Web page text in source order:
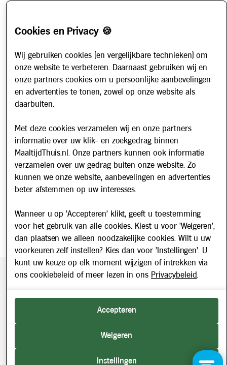
Account aanvragen
Veelgestelde vragen
Werken bij
Nieuws
Nieuwsbrief
Schrijf u in voor onze nieuwsbrief en blijf op de hoogte van
updates over Maaltijd Thuis!
E-mailadres
Beveiligde betaling middels SEPA incasso. Getoonde prijzen
2026 © Maaltijd Thuis. Alle rechten voorbehouden.
Cookies en Privacy 🍪
Wij gebruiken cookies (en vergelijkbare technieken) om
onze website te verbeteren. Daarnaast gebruiken wij en
onze partners cookies om u persoonlijke aanbevelingen
en advertenties te tonen, zowel op onze website als
daarbuiten.
Met deze cookies verzamelen wij en onze partners
informatie over uw klik- en zoekgedrag binnen
MaaltijdThuis.nl. Onze partners kunnen ook informatie
verzamelen over uw gedrag buiten onze website. Zo
kunnen we onze website, aanbevelingen en advertenties
beter afstemmen op uw interesses.
Wanneer u op 'Accepteren' klikt, geeft u toestemming
voor het gebruik van alle cookies. Kiest u voor 'Weigeren',
dan plaatsen we alleen noodzakelijke cookies. Wilt u uw
voorkeuren zelf instellen? Kies dan voor 'Instellingen'. U
kunt uw keuze op elk moment wijzigen of intrekken via
ons cookiebeleid of meer lezen in ons Privacybeleid.
Accepteren
Weigeren
Instellingen